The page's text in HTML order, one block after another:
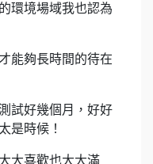
環境場域我也認為
能夠長時間的待在
試好幾個月，好好
是時候！
大喜歡也大大滿